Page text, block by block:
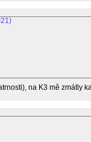
na K3 mě zmátly